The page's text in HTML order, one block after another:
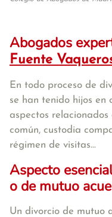
Abogados
Fuente
En todo proceso de
se han tenido hijos en
aspectos relacionados
común, custodia
régimen de visitas...
Aspecto
o de mutuo
Un divorcio de mutuo